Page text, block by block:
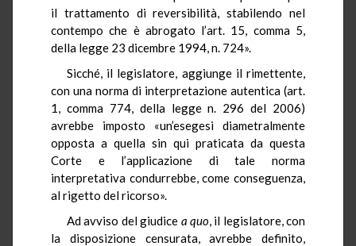
il trattamento di reversibilità, stabilendo nel
contempo che è abrogato l’art. 15, comma 5,
della legge 23 dicembre 1994, n. 724».
Sicché, il legislatore, aggiunge il rimettente,
con una norma di interpretazione autentica (art.
1, comma 774, della legge n. 296 del 2006)
avrebbe imposto «un’esegesi diametralmente
opposta a quella sin qui praticata da questa
Corte e l’applicazione di tale norma
interpretativa condurrebbe, come conseguenza,
al rigetto del ricorso».
Ad avviso del giudice a quo, il legislatore, con
la disposizione censurata, avrebbe definito,